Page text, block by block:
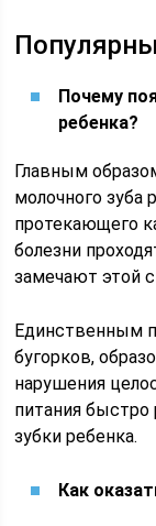
Почему
ребенка?
Главным
молочного зуба
протекающего
болезни
замечают этой
Единственным
бугорков,
нарушения
питания быстро
зубки ребенка.
Как